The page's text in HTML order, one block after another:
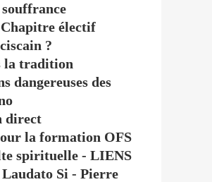
souffrance
électif
?
la tradition
dangereuses des
direct
la formation OFS
spirituelle - LIENS
Laudato Si - Pierre